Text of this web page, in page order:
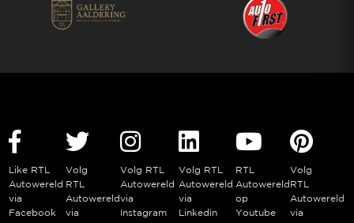
Like RTL
Autowereld
via
Facebook
Volg
RTL
Autowereld
via
Volg RTL
Autowereld
via
Instagram
Volg RTL
Autowereld
via
Linkedin
RTL
Autowereld
op
Youtube
Volg
RTL
Autowereld
via